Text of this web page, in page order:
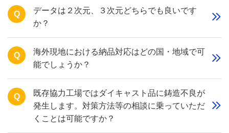
Q
データは２次元、３次元どちらでも良いです
か？
Q
海外現地における納品対応はどの国・地域で可
能でしょうか？
Q
既存協力工場ではダイキャスト品に鋳造不良が
発生します。対策方法等の相談に乗っていただ
くことは可能ですか？